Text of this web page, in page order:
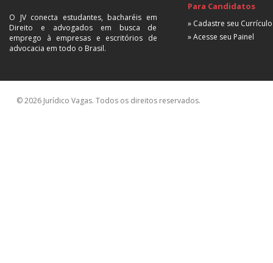
O JV conecta estudantes, bacharéis em
Direito e advogados em busca de
emprego à empresas e escritórios de
advocacia em todo o Brasil.
Para Candidatos
» Cadastre seu Currículo
» Acesse seu Painel
© 2026 Jurídico Vagas. Todos os direitos reservados.